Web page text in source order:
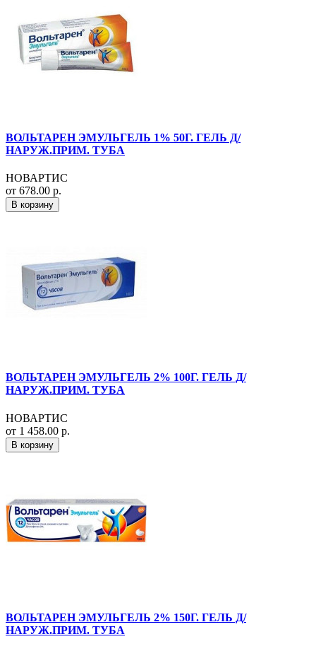
ВОЛЬТАРЕН ЭМУЛЬГЕЛЬ 1% 50Г. ГЕЛЬ Д/
НАРУЖ.ПРИМ. ТУБА
НОВАРТИС
от 678.00 р.
В корзину
ВОЛЬТАРЕН ЭМУЛЬГЕЛЬ 2% 100Г. ГЕЛЬ Д/
НАРУЖ.ПРИМ. ТУБА
НОВАРТИС
от 1 458.00 р.
В корзину
ВОЛЬТАРЕН ЭМУЛЬГЕЛЬ 2% 150Г. ГЕЛЬ Д/
НАРУЖ.ПРИМ. ТУБА